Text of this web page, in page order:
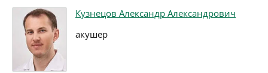
Кузнецов Александр Александрович
акушер